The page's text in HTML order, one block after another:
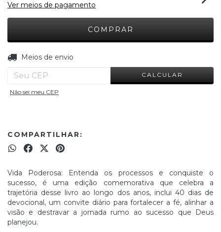
Ver meios de pagamento
Entregas para o CEP:
Meios de envio
CALCULAR
Não sei meu CEP
COMPARTILHAR:
Vida Poderosa: Entenda os processos e conquiste o
sucesso, é uma edição comemorativa que celebra a
trajetória desse livro ao longo dos anos, inclui 40 dias de
devocional, um convite diário para fortalecer a fé, alinhar a
visão e destravar a jornada rumo ao sucesso que Deus
planejou.